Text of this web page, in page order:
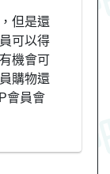
但是還
可以得
機會可
購物還
會員會